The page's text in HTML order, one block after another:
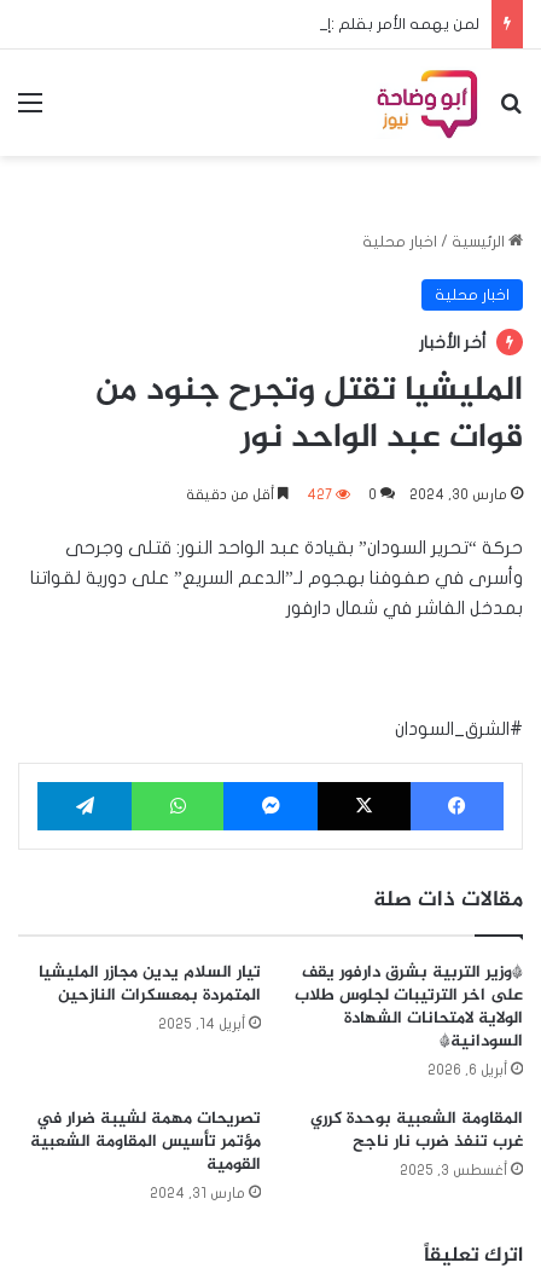
بحث عن
الرئيسية / اخبار محلية
اخبار محلية
أخر الأخبار
المليشيا تقتل وتجرح جنود من
قوات عبد الواحد نور
مارس 30, 2024 0
427 أقل من دقيقة
حركة “تحرير السودان” بقيادة عبد الواحد النور: قتلى وجرحى
وأسرى في صفوفنا بهجوم لـ”الدعم السريع” على دورية لقواتنا
بمدخل الفاشر في شمال دارفور
#الشرق_السودان
فيسبوك ‫X ماسنجر واتساب
مقالات ذات صلة
*وزير التربية بشرق دارفور يقف
على اخر الترتيبات لجلوس طلاب
الولاية لامتحانات الشهادة
السودانية*
أبريل 6, 2026
تيار السلام يدين مجازر المليشيا
المتمردة بمعسكرات النازحين
أبريل 14, 2025
المقاومة الشعبية بوحدة كرري
غرب تنفذ ضرب نار ناجح
أغسطس 3, 2025
تصريحات مهمة لشيبة ضرار في
مؤتمر تأسيس المقاومة الشعبية
القومية
مارس 31, 2024
اترك تعليقاً